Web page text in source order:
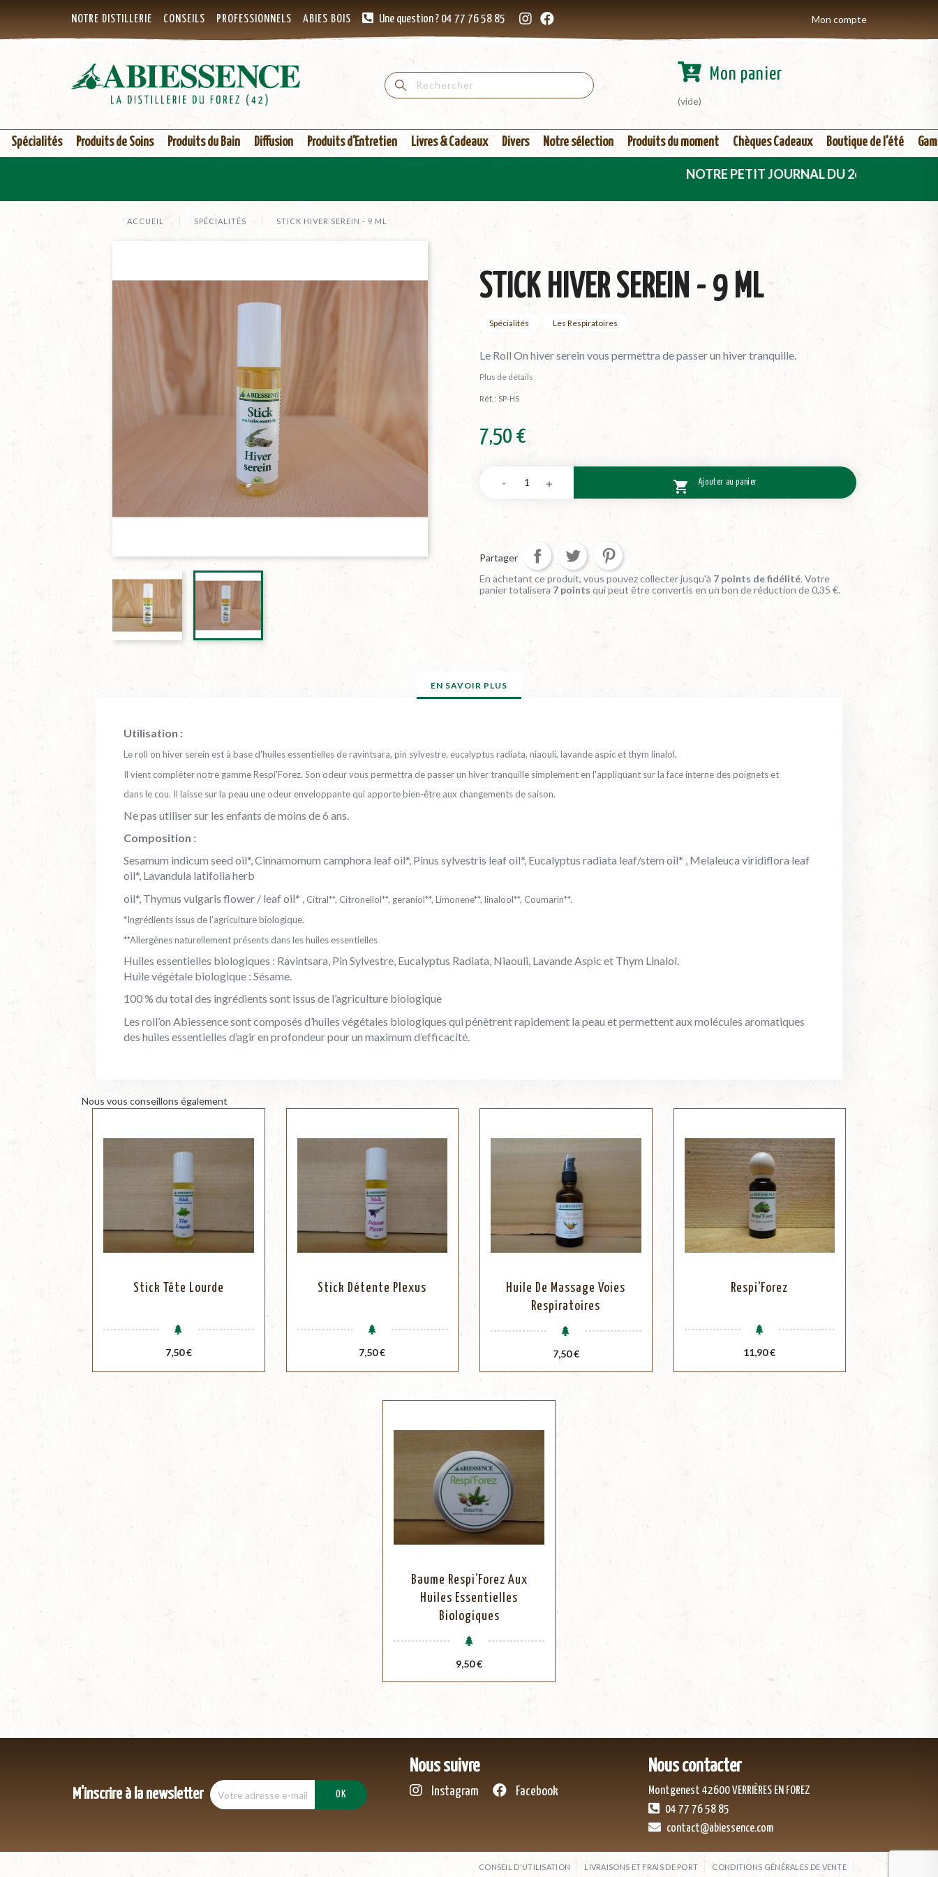
NOTRE DISTILLERIE CONSEILS PROFESSIONNELS ABIES BOIS Une question ? 04 77 76 58 85 Mon compte
Mon panier
(vide)
Spécialités Produits de Soins Produits du Bain Diffusion Produits d'Entretien Livres & Cadeaux Divers Notre sélection Produits du moment Chèques Cadeaux Boutique de l'été
NOTRE PETIT JOURNAL DU 2ème TRIMESTRE
ACCUEIL SPÉCIALITÉS STICK HIVER SEREIN - 9 ML
STICK HIVER SEREIN - 9 ML
Spécialités Les Respiratoires
Le Roll On hiver serein vous permettra de passer un hiver tranquille.
Plus de détails
Réf. : SP-HS
7,50 €
 Ajouter au panier
Partager
En achetant ce produit, vous pouvez collecter jusqu'à 7 points de fidélité. Votre
panier totalisera7 points qui peut être convertis en un bon de réduction de0,35 €.
EN SAVOIR PLUS
Utilisation :
Le roll on hiver serein est à base d'huiles essentielles de ravintsara, pin sylvestre, eucalyptus radiata, niaouli, lavande aspic et thym linalol.
Il vient compléter notre gamme Respi'Forez. Son odeur vous permettra de passer un hiver tranquille simplement en l'appliquant sur la face interne des poignets et
dans le cou. Il laisse sur la peau une odeur enveloppante qui apporte bien-être aux changements de saison.
Ne pas utiliser sur les enfants de moins de 6 ans.
Composition :
Sesamum indicum seed oil*, Cinnamomum camphora leaf oil*, Pinus sylvestris leaf oil*, Eucalyptus radiata leaf/stem oil* , Melaleuca viridiflora leaf
oil*, Lavandula latifolia herb
oil*, Thymus vulgaris flower / leaf oil* ,
Citral**, Citronellol**, geraniol**, Limonene**, linalool**, Coumarin**.
*Ingrédients issus de l’agriculture biologique.
**Allergènes naturellement présents dans les huiles essentielles
Huiles essentielles biologiques : Ravintsara, Pin Sylvestre, Eucalyptus Radiata, Niaouli, Lavande Aspic et Thym Linalol.
Huile végétale biologique : Sésame.
100 % du total des ingrédients sont issus de l’agriculture biologique
Les roll’on Abiessence sont composés d’huiles végétales biologiques qui pénètrent rapidement la peau et permettent aux molécules aromatiques
des huiles essentielles d’agir en profondeur pour un maximum d’efficacité.
Nous vous conseillons également
Stick Tête Lourde
Prix
7,50 €
Stick Détente Plexus
Prix
7,50 €
Huile De Massage Voies
Respiratoires
Prix
7,50 €
Respi'Forez
Prix
11,90 €
Baume Respi’Forez Aux
Huiles Essentielles
Biologiques
Prix
9,50 €
M'inscrire à la newsletter
Nous suivre
Instagram Facebook
Nous contacter
Montgenest 42600 VERRIÈRES EN FOREZ
04 77 76 58 85
contact@abiessence.com
CONSEIL D'UTILISATION LIVRAISONS ET FRAIS DE PORT CONDITIONS GÉNÉRALES DE VENTE